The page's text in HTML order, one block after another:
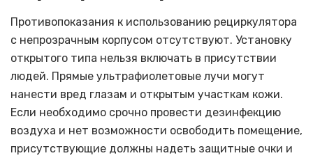
Противопоказания к использованию рециркулятора
с непрозрачным корпусом отсутствуют. Установку
открытого типа нельзя включать в присутствии
людей. Прямые ультрафиолетовые лучи могут
нанести вред глазам и открытым участкам кожи.
Если необходимо срочно провести дезинфекцию
воздуха и нет возможности освободить помещение,
присутствующие должны надеть защитные очки и